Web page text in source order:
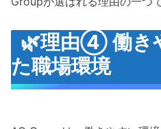
🌿理由④ 働き
た職場環境